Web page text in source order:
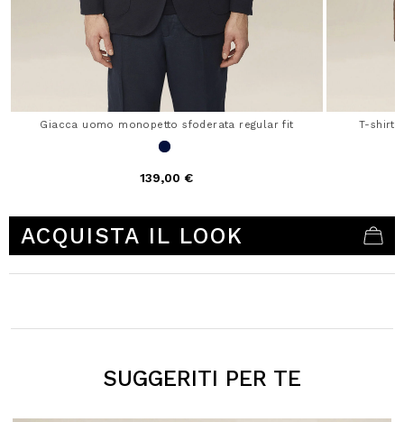
Giacca uomo monopetto sfoderata regular fit
139,00 €
T-shirt
ACQUISTA IL LOOK
SUGGERITI PER TE